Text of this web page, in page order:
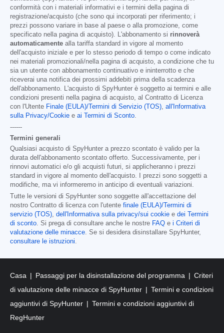
conformità con i materiali informativi e i termini della pagina di
registrazione/acquisto (che sono qui incorporati per riferimento; i
prezzi possono variare in base al paese o alla promozione, come
specificato nella pagina di acquisto). L'abbonamento si rinnoverà
automaticamente alla tariffa standard in vigore al momento
dell'acquisto iniziale e per lo stesso periodo di tempo o come indicato
nei materiali promozionali/nella pagina di acquisto, a condizione che tu
sia un utente con abbonamento continuativo e ininterrotto e che
riceverai una notifica dei prossimi addebiti prima della scadenza
dell'abbonamento. L'acquisto di SpyHunter è soggetto ai termini e alle
condizioni presenti nella pagina di acquisto, al Contratto di Licenza
con l'Utente Finale (EULA)/Termini di Servizio (TOS) all'Informativa
sulla Privacy/Cookie e ai Termini di Sconto
------
Termini generali
Qualsiasi acquisto di SpyHunter a prezzo scontato è valido per la
durata dell'abbonamento scontato offerto. Successivamente, per i
rinnovi automatici e/o gli acquisti futuri, si applicheranno i prezzi
standard in vigore al momento dell'acquisto. I prezzi sono soggetti a
modifiche, ma vi informeremo in anticipo di eventuali variazioni.
Tutte le versioni di SpyHunter sono soggette all'accettazione del
nostro Contratto di licenza con l'utente finale (EULA)/Termini di
servizio (TOS) dell'Informativa sulla privacy/sui cookie e dei Termini
di sconto . Si prega di consultare anche le nostre FAQ e i Criteri di
valutazione delle minacce . Se si desidera disinstallare SpyHunter,
consultare le istruzioni
Casa Passaggi per la disinstallazione del programma
Criteri
di valutazione delle minacce di SpyHunter
Termini e condizioni
aggiuntivi di SpyHunter
Termini e condizioni aggiuntivi di
RegHunter